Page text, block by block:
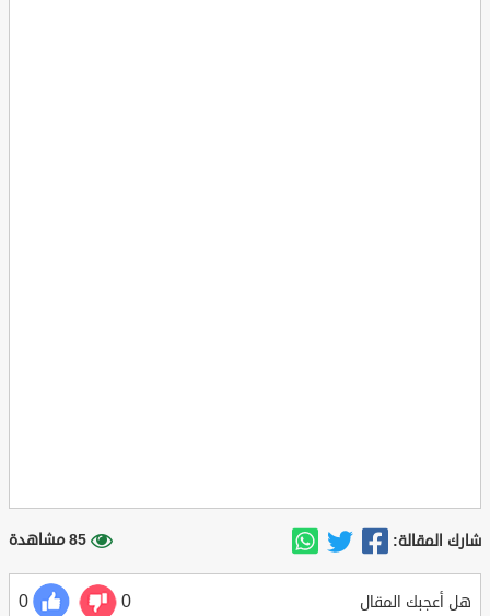
شارك المقالة: 85 مشاهدة
هل أعجبك المقال 0
0